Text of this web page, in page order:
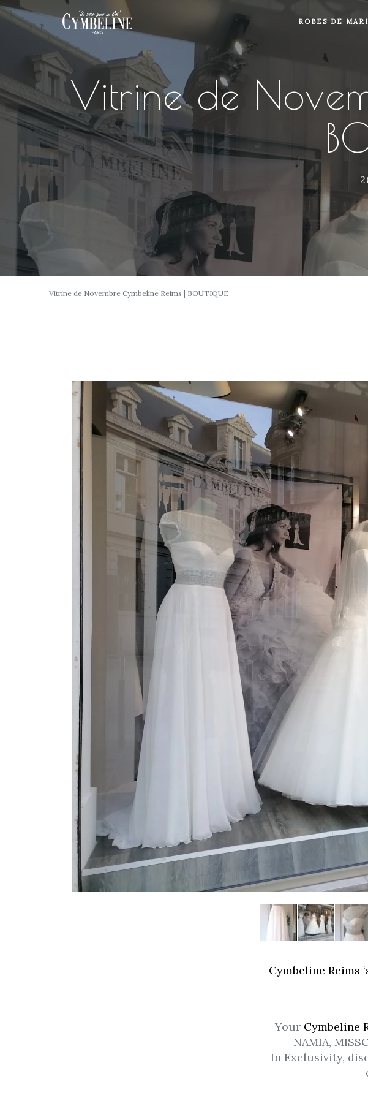
ROBES DE
Vitrine de
Vitrine de Novembre Cymbeline Reims | BOUTIQUE
Cymbeline Reims
Your Cymbeline
NAMIA,
In Exclusivity,